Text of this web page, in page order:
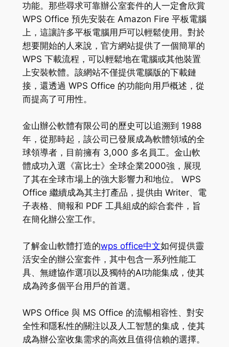
功能。那些尋求可靠辦公室套件的人一定會欣賞
WPS Office 預先安裝在 Amazon Fire 平板電腦
上，這讓許多平板電腦用戶可以輕鬆使用。對於
想要開始的人來說，官方網站提供了一個簡單的
WPS 下載流程，可以輕鬆地在電腦或其他裝置
上安裝軟體。該網站不僅提供電腦版的下載鏈
接，還透過 WPS Office 的功能向用戶概述，從
而提高了可用性。
金山辦公軟體有限公司的歷史可以追溯到 1988
年，從那時起，該公司已發展成為軟體領域的全
球領導者，目前擁有 3,000 多名員工。金山軟
體成功入選《富比士》全球企業2000強，展現
了其在全球市場上的強大影響力和地位。 WPS
Office 繼續成為其主打產品，提供由 Writer、電
子表格、簡報和 PDF 工具組成的綜合套件，旨
在簡化辦公室工作。
了解金山軟體打造的wps office中文如何提供靈
活安全的辦公室套件，其中包含一系列性能工
具、無縫協作選項以及獨特的AI功能集成，使其
成為跨多個平台用戶的首選。
WPS Office 與 MS Office 的流暢相容性、對安
全性和隱私性的關注以及人工智慧的集成，使其
成為辦公室收集需求的高效且值得信賴的選擇。